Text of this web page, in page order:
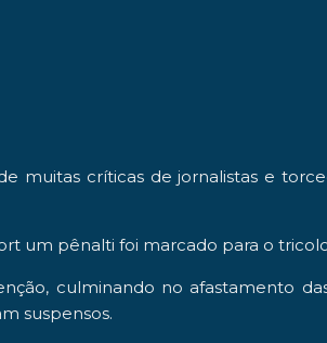
muitas críticas de jornalistas e
um pênalti foi marcado para o
culminando no afastamento
suspensos.